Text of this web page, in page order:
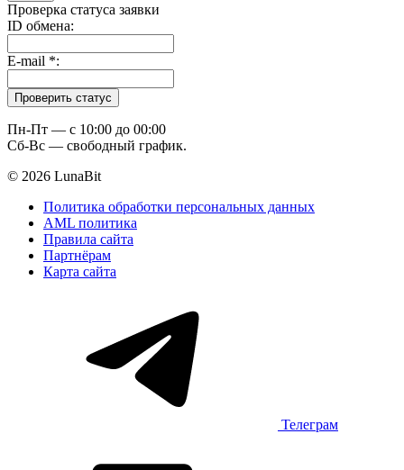
Проверка статуса заявки
ID обмена:
E-mail *:
Пн-Пт — c 10:00 до 00:00
Сб-Вс — свободный график.
© 2026 LunaBit
Политика обработки персональных данных
AML политика
Правила сайта
Партнёрам
Карта сайта
Телеграм